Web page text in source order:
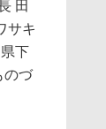
田
サキ
下
のづ